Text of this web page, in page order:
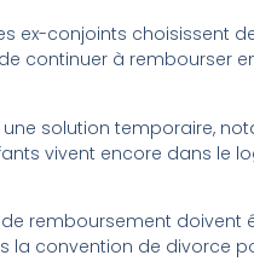
ex-conjoints choisissent
continuer à rembourser
solution temporaire,
vivent encore dans le
remboursement doivent
la convention de divorce